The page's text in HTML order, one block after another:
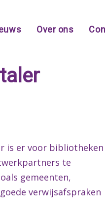
Over ons
is er voor bibliotheken
te
gemeenten,
verwijsafspraken